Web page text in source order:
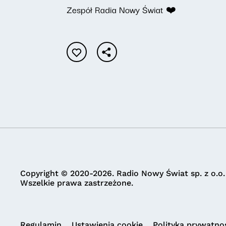
Zespół Radia Nowy Świat ❤️
Copyright © 2020-2026. Radio Nowy Świat sp. z o.o.
Wszelkie prawa zastrzeżone.